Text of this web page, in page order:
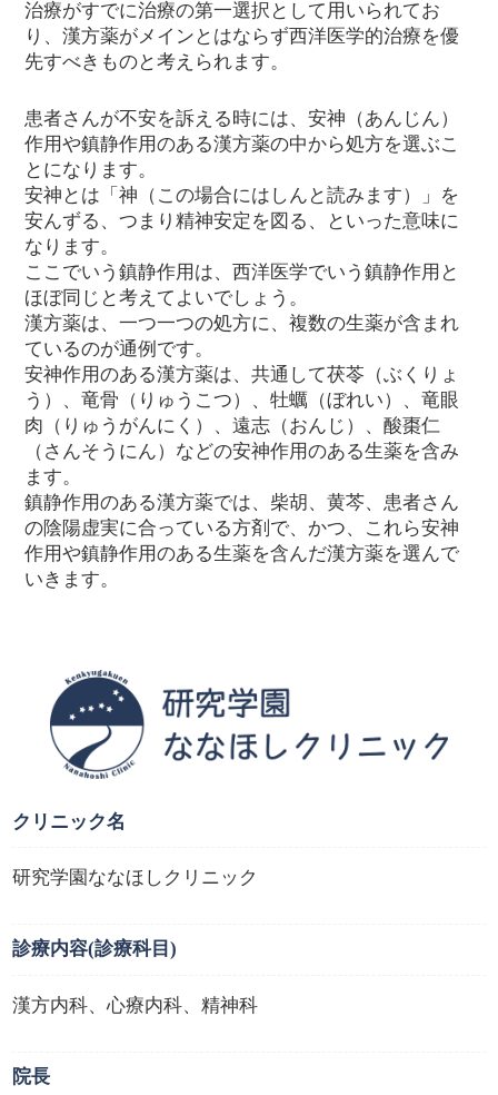
治療がすでに治療の第一選択として用いられてお
り、漢方薬がメインとはならず西洋医学的治療を優
先すべきものと考えられます。
患者さんが不安を訴える時には、安神（あんじん）
作用や鎮静作用のある漢方薬の中から処方を選ぶこ
とになります。
安神とは「神（この場合にはしんと読みます）」を
安んずる、つまり精神安定を図る、といった意味に
なります。
ここでいう鎮静作用は、西洋医学でいう鎮静作用と
ほぼ同じと考えてよいでしょう。
漢方薬は、一つ一つの処方に、複数の生薬が含まれ
ているのが通例です。
安神作用のある漢方薬は、共通して茯苓（ぶくりょ
う）、竜骨（りゅうこつ）、牡蠣（ぼれい）、竜眼
肉（りゅうがんにく）、遠志（おんじ）、酸棗仁
（さんそうにん）などの安神作用のある生薬を含み
ます。
鎮静作用のある漢方薬では、柴胡、黄芩、患者さん
の陰陽虚実に合っている方剤で、かつ、これら安神
作用や鎮静作用のある生薬を含んだ漢方薬を選んで
いきます。
クリニック名
研究学園ななほしクリニック
診療内容(診療科目)
漢方内科、心療内科、精神科
院長